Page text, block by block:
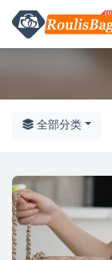
全部分类